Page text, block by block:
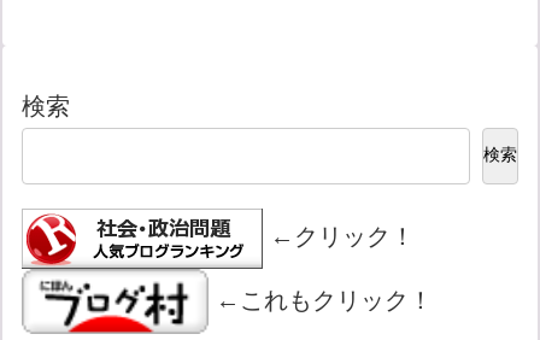
検索
検索
←クリック！
←これもクリック！